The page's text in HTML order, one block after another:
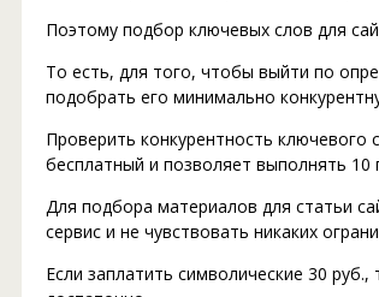
Поэтому подбор ключевых слов для
То есть, для того, чтобы выйти по
подобрать его минимально
Проверить конкурентность
бесплатный и позволяет выполнять 10
Для подбора материалов для статьи
сервис и не чувствовать никаких
Если заплатить символические 30